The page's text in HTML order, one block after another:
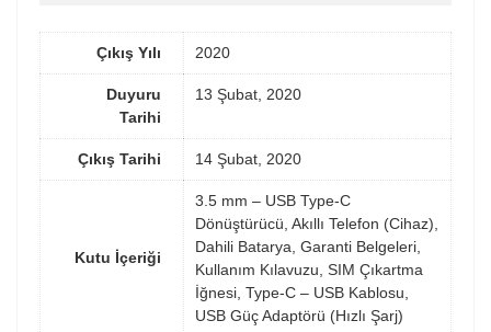
Çıkış Yılı 2020
Duyuru
Tarihi
13 Şubat, 2020
Çıkış Tarihi 14 Şubat, 2020
Kutu İçeriği
3.5 mm – USB Type-C
Dönüştürücü, Akıllı Telefon (Cihaz),
Dahili Batarya, Garanti Belgeleri,
Kullanım Kılavuzu, SIM Çıkartma
İğnesi, Type-C – USB Kablosu,
USB Güç Adaptörü (Hızlı Şarj)